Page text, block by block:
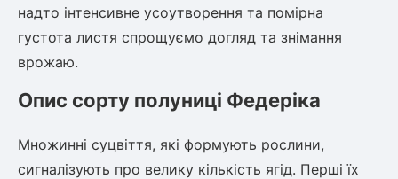
Шовковиця
Обліпиха
Будлея
Лавровишня
Кизильник
Калина
Бузина
надто інтенсивне усоутворення та помірна
густота листя спрощуємо догляд та знімання
врожаю.
Опис сорту полуниці Федеріка
Множинні суцвіття, які формують рослини,
сигналізують про велику кількість ягід. Перші їх